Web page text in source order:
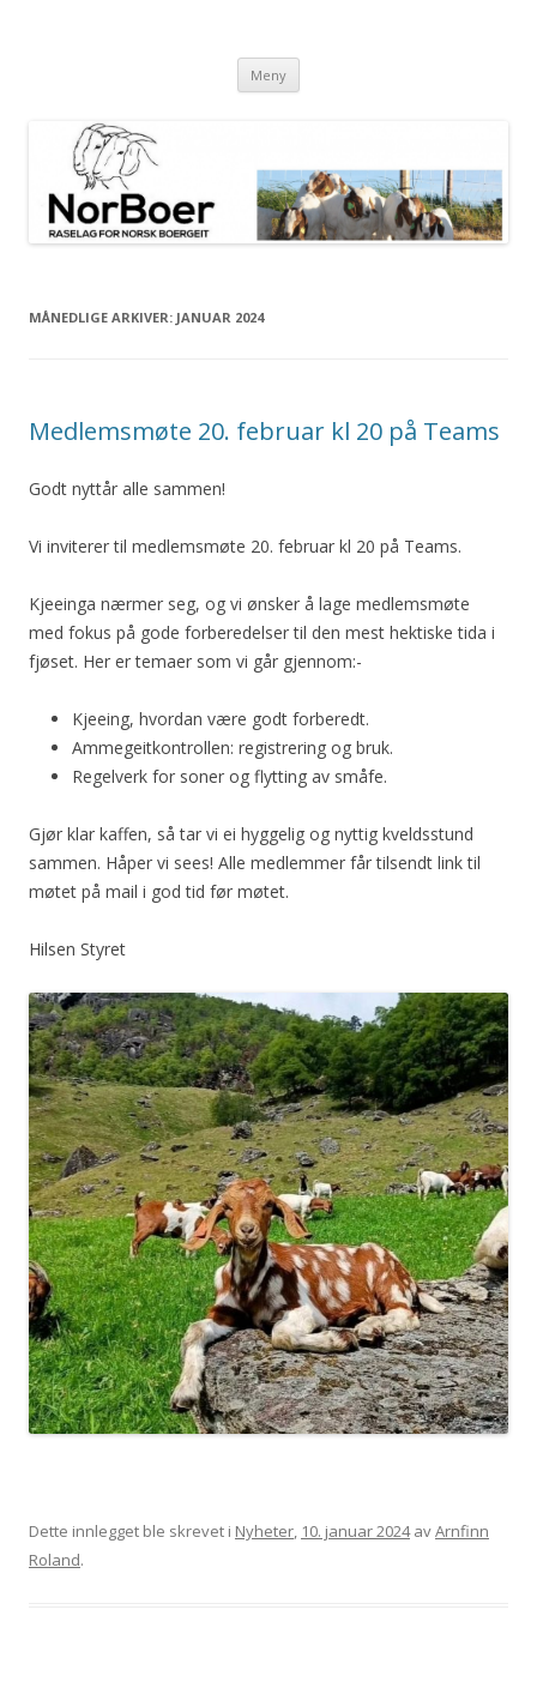
Meny
MÅNEDLIGE ARKIVER: JANUAR 2024
Medlemsmøte 20. februar kl 20 på Teams
Godt nyttår alle sammen!
Vi inviterer til medlemsmøte 20. februar kl 20 på Teams.
Kjeeinga nærmer seg, og vi ønsker å lage medlemsmøte
med fokus på gode forberedelser til den mest hektiske tida i
fjøset. Her er temaer som vi går gjennom:-
Kjeeing, hvordan være godt forberedt.
Ammegeitkontrollen: registrering og bruk.
Regelverk for soner og flytting av småfe.
Gjør klar kaffen, så tar vi ei hyggelig og nyttig kveldsstund
sammen. Håper vi sees! Alle medlemmer får tilsendt link til
møtet på mail i god tid før møtet.
Hilsen Styret
Dette innlegget ble skrevet i Nyheter, 10. januar 2024avArnfinn
Roland.